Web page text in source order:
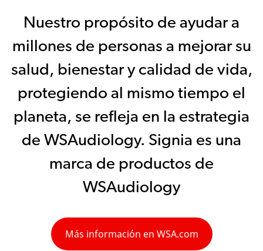
Nuestro propósito de ayudar a
millones de personas a mejorar su
salud, bienestar y calidad de vida,
protegiendo al mismo tiempo el
planeta, se refleja en la estrategia
de WSAudiology. Signia es una
marca de productos de
WSAudiology
Más información en WSA.com